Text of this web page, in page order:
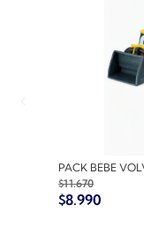
PACK BEBE
$11.670
$8.990